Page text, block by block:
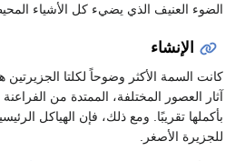
الضوء العنيف الذي يضيء كل الأشياء
الإنشاء
كانت السمة الأكثر وضوحاً لكلتا الجزيرتين
آثار العصور المختلفة، الممتدة من
بأكملها تقريبًا. ومع ذلك، فإن الهياكل
للجزيرة الأصغر.